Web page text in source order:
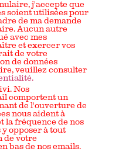
j'accepte que
soient utilisées pour
de ma demande
Aucun autre
avec mes
et exercer vos
de votre
de données
veuillez consulter
Nos
comportent un
de l'ouverture de
nous aident à
la fréquence de nos
y opposer à tout
de votre
bas de nos emails.